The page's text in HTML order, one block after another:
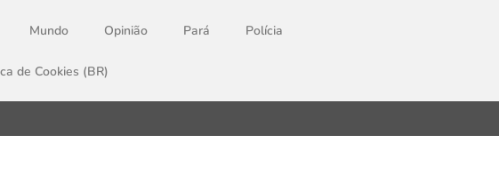
Mundo Opinião Pará Polícia
de Cookies (BR)